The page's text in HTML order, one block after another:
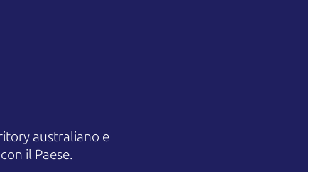
australiano e
il Paese.